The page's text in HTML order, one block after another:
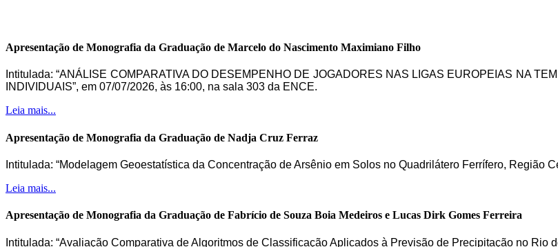
Apresentação de Monografia da Graduação de Marcelo do Nascimento Maximiano Filho
Intitulada: “ANÁLISE COMPARATIVA DO DESEMPENHO DE JOGADORES NAS LIGAS EUROPEIAS NA
INDIVIDUAIS”, em 07/07/2026, às 16:00, na sala 303 da ENCE.
Leia mais...
Apresentação de Monografia da Graduação de Nadja Cruz Ferraz
Intitulada: “Modelagem Geoestatística da Concentração de Arsênio em Solos no Quadrilátero Ferrífero, Região
Leia mais...
Apresentação de Monografia da Graduação de Fabrício de Souza Boia Medeiros e Lucas Dirk Gomes Ferreira
Intitulada: “Avaliação Comparativa de Algoritmos de Classificação Aplicados à Previsão de Precipitação no Rio